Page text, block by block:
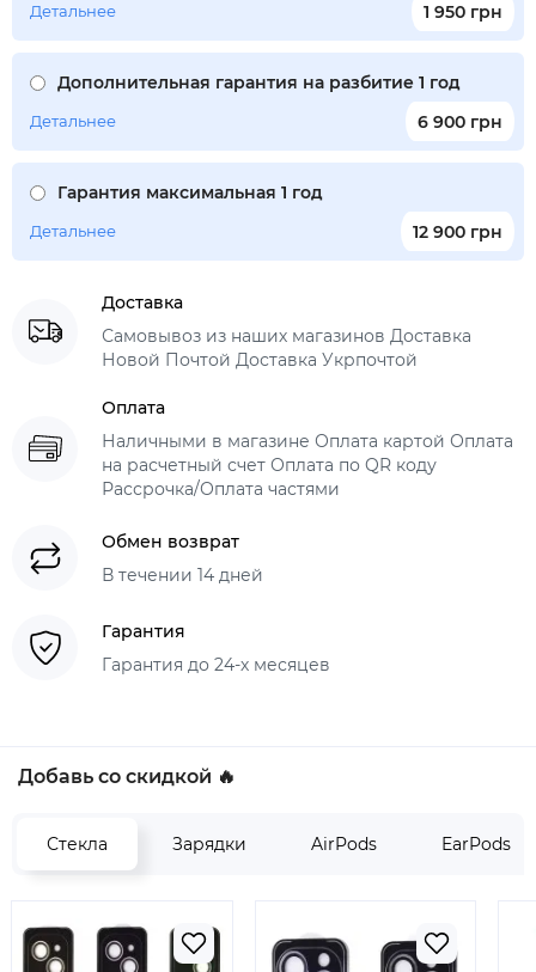
1 950 грн
Детальнее
Дополнительная гарантия на разбитие 1 год
6 900 грн
Детальнее
Гарантия максимальная 1 год
12 900 грн
Детальнее
Доставка
Самовывоз из наших магазинов Доставка
Новой Почтой Доставка Укрпочтой
Оплата
Наличными в магазине Оплата картой Оплата
на расчетный счет Оплата по QR коду
Рассрочка/Оплата частями
Обмен возврат
В течении 14 дней
Гарантия
Гарантия до 24-х месяцев
Добавь со скидкой 🔥
Стекла Зарядки AirPods EarPods